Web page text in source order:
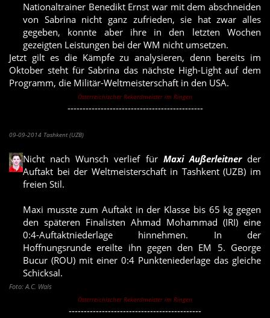
Nationaltrainer Benedikt Ernst war mit dem abschneiden
von Sabrina nicht ganz zufrieden, sie hat zwar alles
gegeben, konnte aber ihre in den letzten Wochen
gezeigten Leistungen bei der WM nicht umsetzen.
Jetzt gilt es die Kämpfe zu analysieren, denn bereits im
Oktober steht für Sabrina das nächste High-Light auf dem
Programm, die Militär-Weltmeisterschaft in den USA.
Österreichischer Rekordmeister im Ringen
---------------------------------------------
09-09-2014 Tashkent (UZB)
Nicht nach Wunsch verlief für Maxi Außerleitnerder
Auftakt bei der Weltmeisterschaft in Tashkent (UZB) im
freien Stil.
Maxi musste zum Auftakt in der Klasse bis 65 kg gegen
den späteren Finalisten Ahmad Mohammad (IRI) eine
0:4-Auftaktniederlage hinnehmen. In der
Hoffnungsrunde ereilte ihn gegen den EM 5. George
Bucur (ROU) mit einer 0:4 Punkteniederlage das gleiche
Schicksal.
Foto: A.C. Wals
Österreichischer Rekordmeister im Ringen
--------------------------------------------